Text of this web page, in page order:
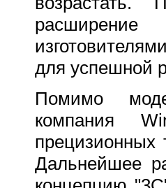
расширение
для успешной
Помимо
компания
прецизионных
Дальнейшее